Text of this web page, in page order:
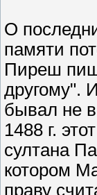
О
памяти
Пиреш
другому".
бывал не
1488 г.
султана
котором
праву